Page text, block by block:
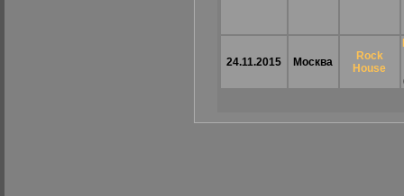
24.11.2015 Москва
Rock
House